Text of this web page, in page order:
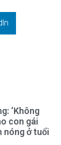
‘Không
con gái
nóng ở tuổi